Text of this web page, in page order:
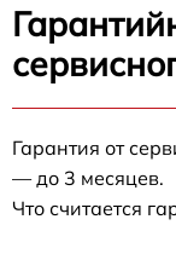
Гарантия от
— до 3 месяцев.
Что считается